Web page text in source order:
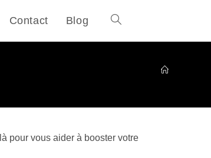
Contact Blog
pour vous aider à booster votre